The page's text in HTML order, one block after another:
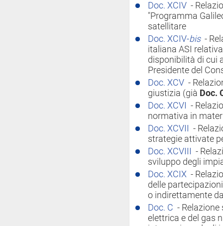
Doc. XCIV -
"Programma
satellitare
Doc. XCIV-bis -
italiana ASI
disponibilità di cui
Presidente del
Doc. XCV -
giustizia (già Doc.
Doc. XCVI
-
normativa in
Doc. XCVII
-
strategie attivate
Doc. XCVIII
-
sviluppo degli
Doc. XCIX -
delle
o indirettamente
Doc. C -
elettrica e del gas